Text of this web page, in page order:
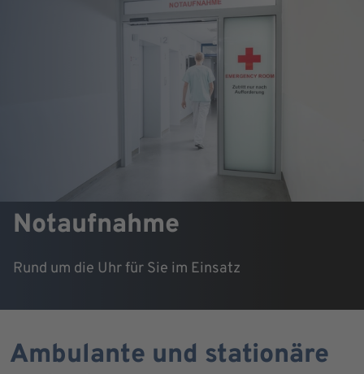
Notaufnahme
Rund um die Uhr für Sie im Einsatz
Ambulante und stationäre